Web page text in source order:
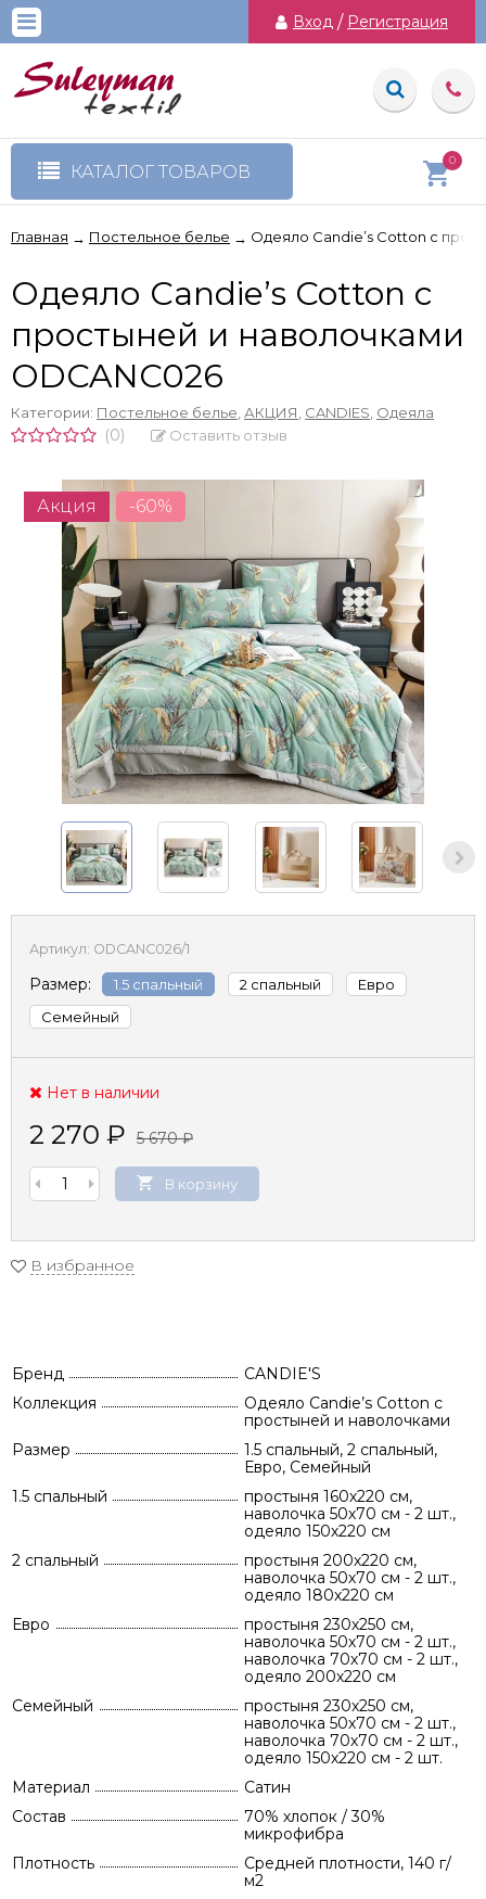
Вход / Регистрация
КАТАЛОГ ТОВАРОВ
0
Главная → Постельное белье → Одеяло Candie’s Cotton с
Одеяло Candie’s Cotton с
простыней и наволочками
ODCANC026
Категории: Постельное белье АКЦИЯ CANDIES Одеяла
(0) Оставить отзыв
Акция -60%
Артикул: ODCANC026/1
Размер: 1.5 спальный 2 спальный
Евро
Семейный
Нет в наличии
2 270 ₽ 5 670₽
В корзину
В избранное
Бренд
CANDIE'S
Коллекция
Одеяло Candie’s Cotton с
простыней и наволочками
Размер
1.5 спальный, 2 спальный,
Евро, Семейный
1.5 спальный
простыня 160х220 см,
наволочка 50х70 см - 2 шт.,
одеяло 150х220 см
2 спальный
простыня 200х220 см,
наволочка 50х70 см - 2 шт.,
одеяло 180х220 см
Евро
простыня 230х250 см,
наволочка 50х70 см - 2 шт.,
наволочка 70х70 см - 2 шт.,
одеяло 200х220 см
Семейный
простыня 230х250 см,
наволочка 50х70 см - 2 шт.,
наволочка 70х70 см - 2 шт.,
одеяло 150х220 см - 2 шт.
Материал
Сатин
Состав
70% хлопок / 30%
микрофибра
Плотность
Средней плотности, 140 г/
м2